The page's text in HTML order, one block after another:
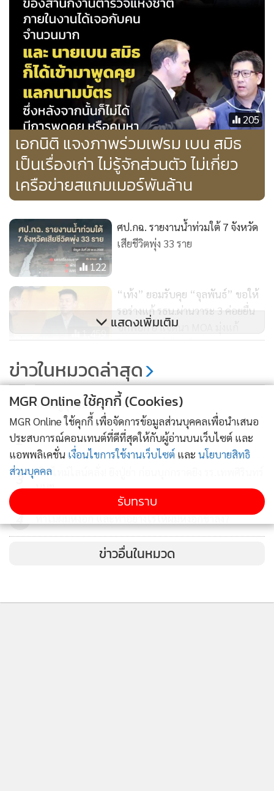
แม้ข้อชี้แจงจากผู้เกี่ยวข้องเริ่มปรากฏชัดขึ้น แต่กระแสสังคมยัง
คงจับตาว่าหน่วยงานรัฐอาจต้องออกมาชี้แจงเพิ่มเติมเพื่อคลาย
ข้อกังขาที่กำลังขยายวงกว้างในสื่อสังคมออนไลน์เวลานี้
#MGRonline #MGRInfographics #อนุทินชาญวีรกูล #อภิรัชต์
คงสมพงษ์ #เบนสมิธ #รัฐบาลไทย #ข่าวการเมือง
205
เอกนิติ แจงภาพร่วมเฟรม เบน สมิธ
เป็นเรื่องเก่า ไม่รู้จักส่วนตัว ไม่เกี่ยว
เครือข่ายสแกมเมอร์พันล้าน
122
ศป.กฉ. รายงานน้ำท่วมใต้ 7 จังหวัด
เสียชีวิตพุ่ง 33 ราย
1,459
“เท้ง” ยอมรับคุย “จุลพันธ์” ขอให้
รอร่างแก้ รธน.ผ่านวาระ 3 ค่อยยื่น
ซักฟอก ย้ำเจตนา MOA มุ่งแก้
รัฐธรรมนูญให้สำเร็จ
2,682
Cofact แฉคลิป "ผู้ช่วย ส.ส.เพื่อ
ไทย" ยืนแช่น้ำท่วมหาดใหญ่เรียก
ร้องตรวจสอบรัฐบาล "สร้างจาก AI"
ชี้จุดสังเกตเพียบ
แสดงเพิ่มเติม
ข่าวในหมวดล่าสุด
1 ทำไมรูขุมขนถึงดูกว้าง?
2
3
เปิดไทม์ไลน์คลั่ง! ยิงปู่ย่า ก่อนบุกกราดยิง รร.เทพศิรินทร์
นนฯ
4 ทำไมผมหงอก และทำอย่างไรให้ผมหงอกช้าลง?
ข่าวอื่นในหมวด
MGR Online ใช้คุกกี้ (Cookies)
MGR Online ใช้คุกกี้ เพื่อจัดการข้อมูลส่วนบุคคลเพื่อนำเสนอ
ประสบการณ์คอนเทนต์ที่ดีที่สุดให้กับผู้อ่านบนเว็บไซต์ และ
แอพพลิเคชั่น เงื่อนไขการใช้งานเว็บไซต์ และ นโยบายสิทธิ
ส่วนบุคคล
รับทราบ